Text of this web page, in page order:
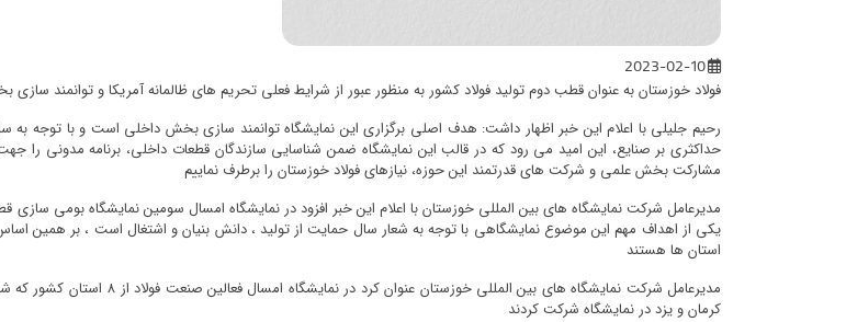
فولاد خوزستان به عنوان قطب دوم تولید فولاد کشور به منظور عبور از شرایط فعلی تحریم های ظالمانه آمریکا و توانمند
رحیم جلیلی با اعلام این خبر اظهار داشت: هدف اصلی برگزاری این نمایشگاه توانمند سازی بخش داخلی است و با توجه
حداکثری بر صنایع، این امید می رود که در قالب این نمایشگاه ضمن شناسایی سازندگان قطعات داخلی، برنامه مدونی را
مشارکت بخش علمی و شرکت های قدرتمند این حوزه، نیازهای فولاد خوزستان را برطرف نماییم
استان ها هستند
مدیرعامل شرکت نمایشگاه های
کرمان و یزد در نمایشگاه شرکت کردند